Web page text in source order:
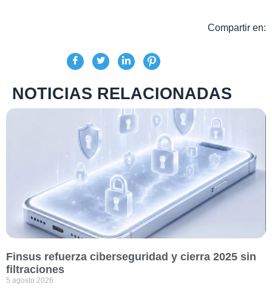
Compartir en:
NOTICIAS RELACIONADAS
Finsus refuerza ciberseguridad y cierra 2025 sin
filtraciones
5 agosto 2026